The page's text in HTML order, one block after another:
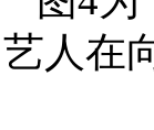
艺人在